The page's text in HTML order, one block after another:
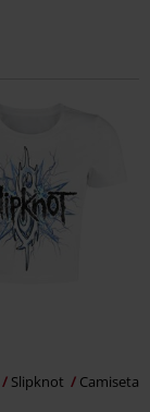
Slipknot Camiseta